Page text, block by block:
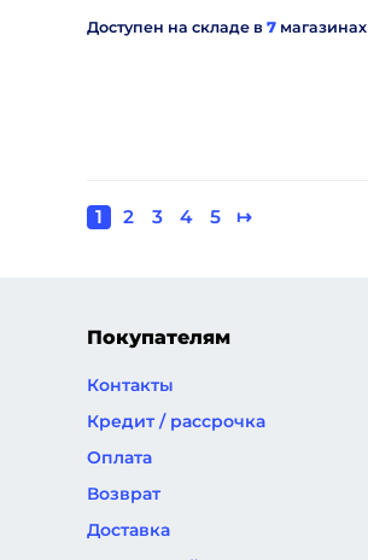
Доступен на складе в 7 магазинах
Нумерация
Текущая
1 Page
2 Page
3 Page
4 Page
5
Следующая
↦
Покупателям
Контакты
Кредит / рассрочка
Оплата
Возврат
Доставка